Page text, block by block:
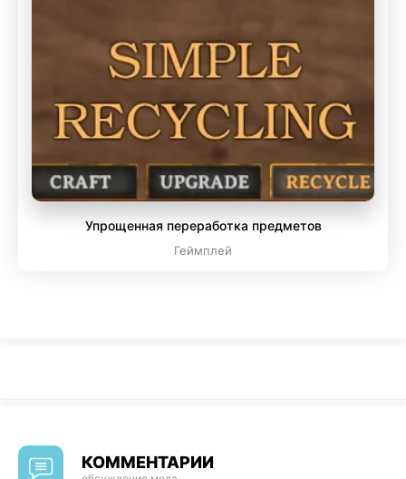
Упрощенная переработка предметов
Геймплей
КОММЕНТАРИИ